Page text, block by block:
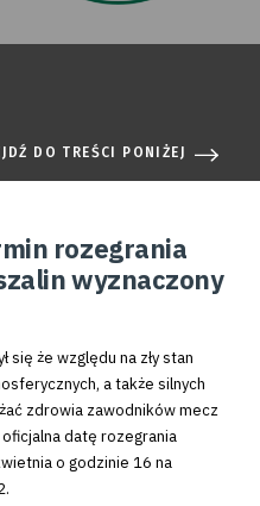
DO TREŚCI PONIŻEJ
rozegrania
wyznaczony
się że względu na zły stan
a także silnych
zdrowia zawodników mecz
datę rozegrania
o godzinie 16 na